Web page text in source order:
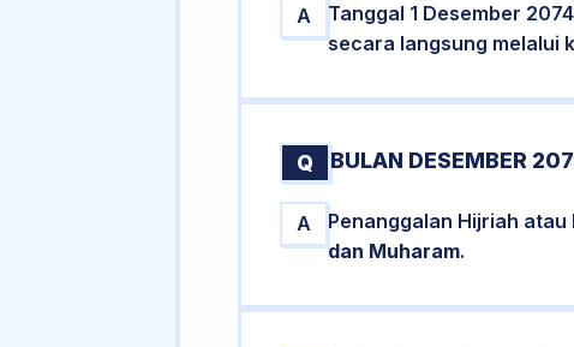
A Tanggal 1 Desember
secara langsung melalui
Q BULAN DESEMBER
A Penanggalan Hijriah
dan Muharam.